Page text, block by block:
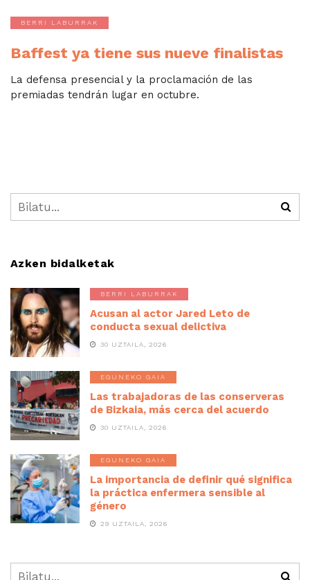
BERRI LABURRAK
Baffest ya tiene sus nueve finalistas
La defensa presencial y la proclamación de las
premiadas tendrán lugar en octubre.
Azken bidalketak
BERRI LABURRAK
Acusan al actor Jared Leto de
conducta sexual delictiva
30 UZTAILA, 2026
EGUNEKO GAIA
Las trabajadoras de las conserveras
de Bizkaia, más cerca del acuerdo
30 UZTAILA, 2026
EGUNEKO GAIA
La importancia de definir qué significa
la práctica enfermera sensible al
género
29 UZTAILA, 2026